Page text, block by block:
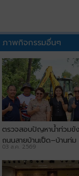
ภาพกิจกรรมอื่นๆ
ตรวจสอบปัญหาน้ำท่วมขั
ถนนสายบ้านเป็ด–บ้านทุ่ม
03 ส.ค. 2569